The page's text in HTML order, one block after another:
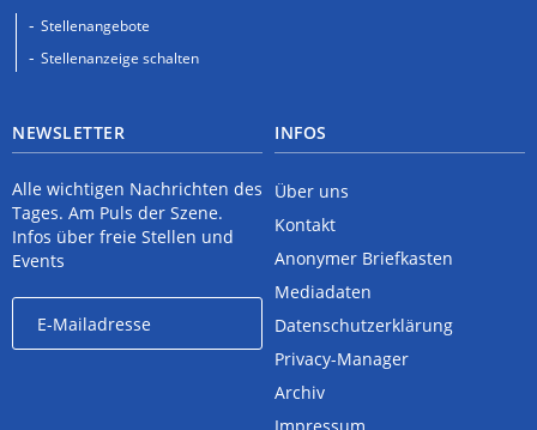
Stellenangebote
Stellenanzeige schalten
NEWSLETTER
Alle wichtigen Nachrichten des
Tages. Am Puls der Szene.
Infos über freie Stellen und
Events
INFOS
Über uns
Kontakt
Anonymer Briefkasten
Mediadaten
Datenschutzerklärung
Privacy-Manager
Archiv